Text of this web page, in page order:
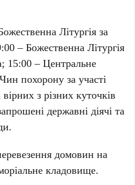
Літургія за
– Божественна Літургія
15:00 – Центральне
похорону за участі
з різних куточків
державні діячі та
домовин на
кладовище.